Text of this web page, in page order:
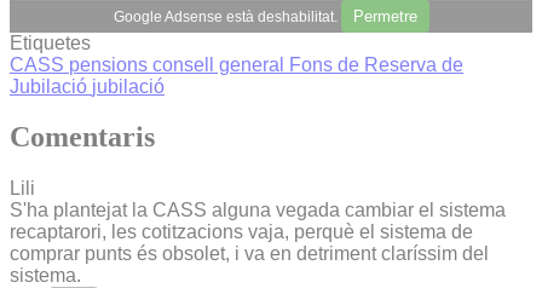
Google Adsense està deshabilitat. Permetre
Etiquetes
CASS pensions consell general
Fons de Reserva de
Jubilació jubilació
Comentaris
Lili
S'ha plantejat la CASS alguna vegada cambiar el sistema
recaptarori, les cotitzacions vaja, perquè el sistema de
comprar punts és obsolet, i va en detriment claríssim del
sistema.